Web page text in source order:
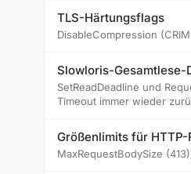
TLS-Härtungsflags
DisableCompression
Slowloris-Gesamtlese-
SetReadDeadline und
Timeout immer wieder
Größenlimits für
MaxRequestBodySize